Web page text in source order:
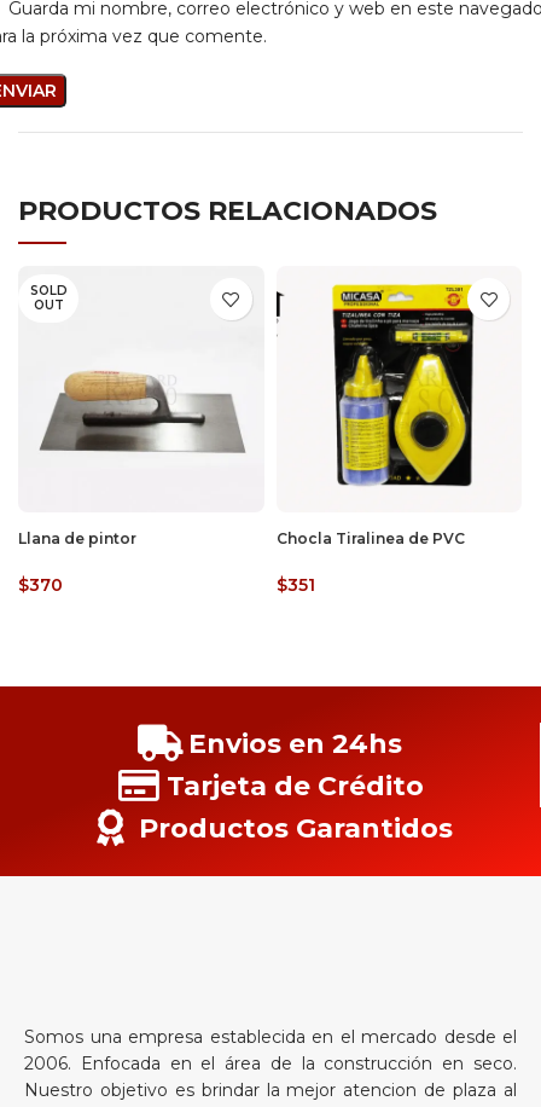
Guarda mi nombre, correo electrónico y web en este
la próxima vez que comente.
PRODUCTOS RELACIONADOS
SOLD
OUT
Llana de pintor
$370
Chocla Tiralinea de PVC
$351
Envios en 24hs
Tarjeta de Crédito
Productos Garantidos
Somos una empresa establecida en el mercado desde el
2006. Enfocada en el área de la construcción en seco.
Nuestro objetivo es brindar la mejor atencion de plaza al